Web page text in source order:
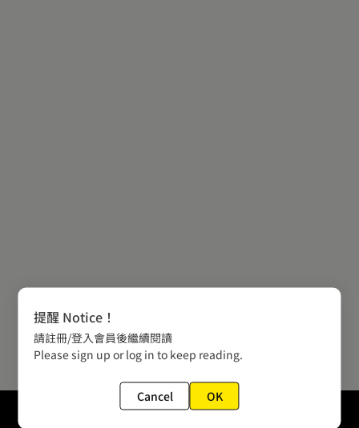
提醒 Notice！
請註冊/登入會員後繼續閱讀
Please sign up or log in to keep reading.
Cancel OK